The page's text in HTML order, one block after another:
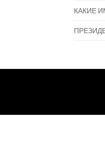
КАКИЕ